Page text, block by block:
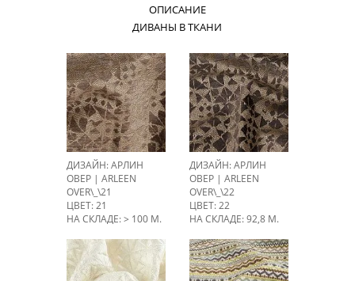
ОПИСАНИЕ
ДИВАНЫ В ТКАНИ
ДИЗАЙН: АРЛИН
ОВЕР | ARLEEN
OVER\_\21
ЦВЕТ: 21
НА СКЛАДЕ: > 100 М.
ДИЗАЙН: АРЛИН
ОВЕР | ARLEEN
OVER\_\22
ЦВЕТ: 22
НА СКЛАДЕ: 92,8 М.